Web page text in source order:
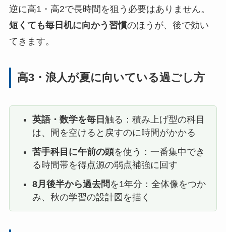
逆に高1・高2で長時間を狙う必要はありません。
短くても毎日机に向かう習慣のほうが、後で効い
てきます。
高3・浪人が夏に向いている過ごし方
英語・数学を毎日 触る：積み上げ型の科目
は、間を空けると戻すのに時間がかかる
苦手科目に午前の頭を使う：一番集中でき
る時間帯を得点源の弱点補強に回す
8月後半から過去問 を1年分：全体像をつか
み、秋の学習の設計図を描く